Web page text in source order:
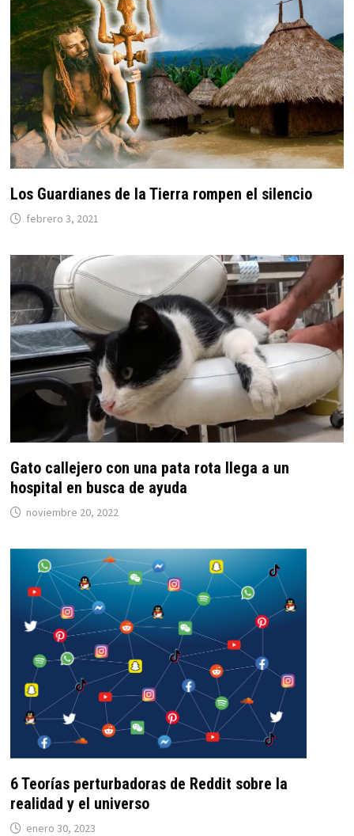
Los Guardianes de la Tierra rompen el silencio
febrero 3, 2021
Gato callejero con una pata rota llega a un
hospital en busca de ayuda
noviembre 20, 2022
6 Teorías perturbadoras de Reddit sobre la
realidad y el universo
enero 30, 2023